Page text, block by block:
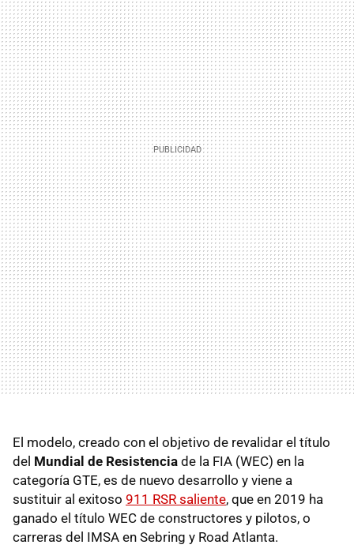
El modelo, creado con el objetivo de revalidar el título
del Mundial de Resistencia de la FIA (WEC) en la
categoría GTE, es de nuevo desarrollo y viene a
sustituir al exitoso 911 RSR saliente, que en 2019 ha
ganado el título WEC de constructores y pilotos, o
carreras del IMSA en Sebring y Road Atlanta.